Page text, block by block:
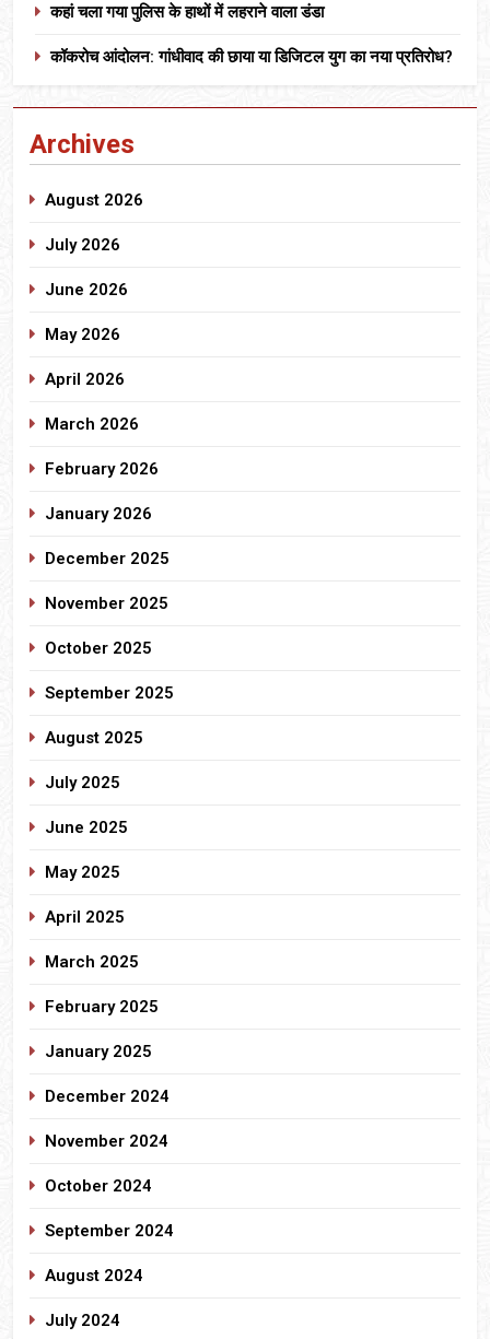
कहां चला गया पुलिस के हाथों में लहराने वाला डंडा
कॉकरोच आंदोलन: गांधीवाद की छाया या डिजिटल युग का नया प्रतिरोध?
Archives
August 2026
July 2026
June 2026
May 2026
April 2026
March 2026
February 2026
January 2026
December 2025
November 2025
October 2025
September 2025
August 2025
July 2025
June 2025
May 2025
April 2025
March 2025
February 2025
January 2025
December 2024
November 2024
October 2024
September 2024
August 2024
July 2024